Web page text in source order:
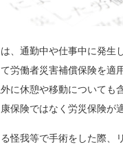
、通勤中や仕事中に発生
労働者災害補償保険を適
に休憩や移動についても
保険ではなく労災保険が
怪我等で手術をした際、